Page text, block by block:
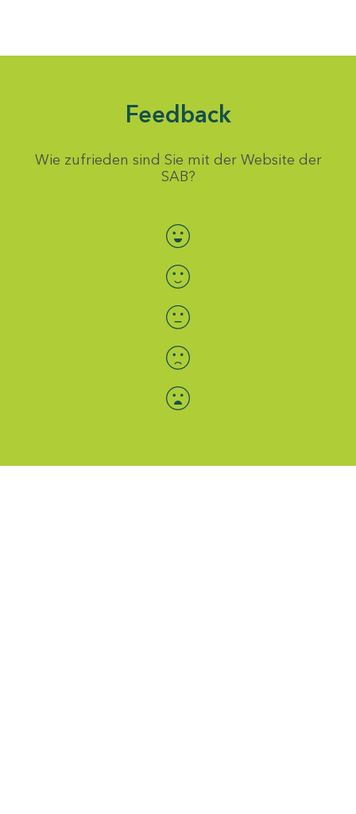
Feedback
Wie zufrieden sind Sie mit der Website der
SAB?
Bewertung auswählen